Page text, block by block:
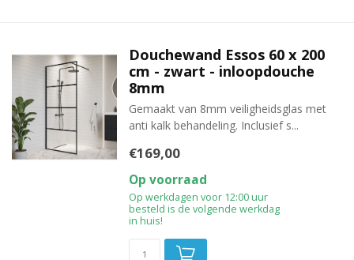
Douchewand Essos 60 x 200
cm - zwart - inloopdouche
8mm
Gemaakt van 8mm veiligheidsglas met
anti kalk behandeling. Inclusief s...
€169,00
Op voorraad
Op werkdagen voor 12:00 uur
besteld is de volgende werkdag
in huis!